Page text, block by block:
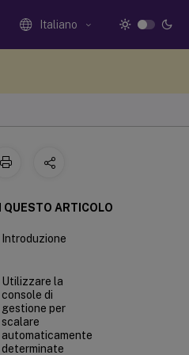
Italiano
QUESTO ARTICOLO
Introduzione
Utilizzare la
console di
gestione per
scalare
automaticamente
determinate